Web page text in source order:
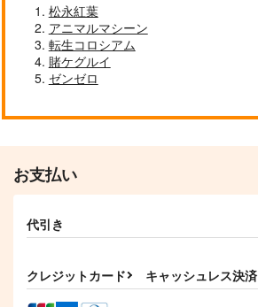
松永紅葉
アニマルマシーン
転生コロシアム
賭ケグルイ
ゼンゼロ
お支払い
代引き
クレジットカード キャッシュレス決済